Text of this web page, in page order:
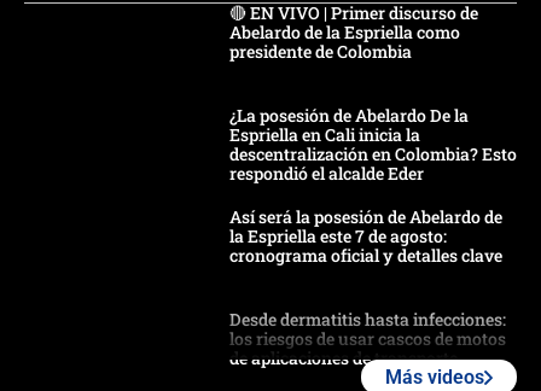
🔴 EN VIVO | Primer discurso de
Abelardo de la Espriella como
presidente de Colombia
¿La posesión de Abelardo De la
Espriella en Cali inicia la
descentralización en Colombia? Esto
respondió el alcalde Eder
Así será la posesión de Abelardo de
la Espriella este 7 de agosto:
cronograma oficial y detalles clave
Desde dermatitis hasta infecciones:
los riesgos de usar cascos de motos
de aplicaciones de transporte
Más videos